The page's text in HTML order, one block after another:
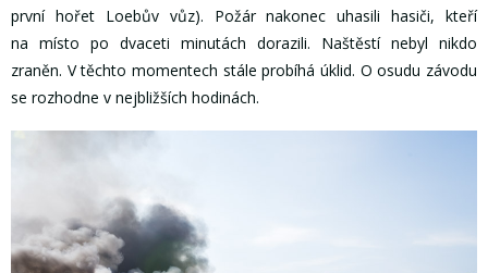
první hořet Loebův vůz). Požár nakonec uhasili hasiči, kteří
na místo po dvaceti minutách dorazili. Naštěstí nebyl nikdo
zraněn. V těchto momentech stále probíhá úklid. O osudu závodu
se rozhodne v nejbližších hodinách.